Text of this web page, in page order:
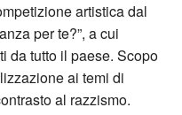
artistica dal
per te?”, a cui
da tutto il paese. Scopo
ai temi di
al razzismo.